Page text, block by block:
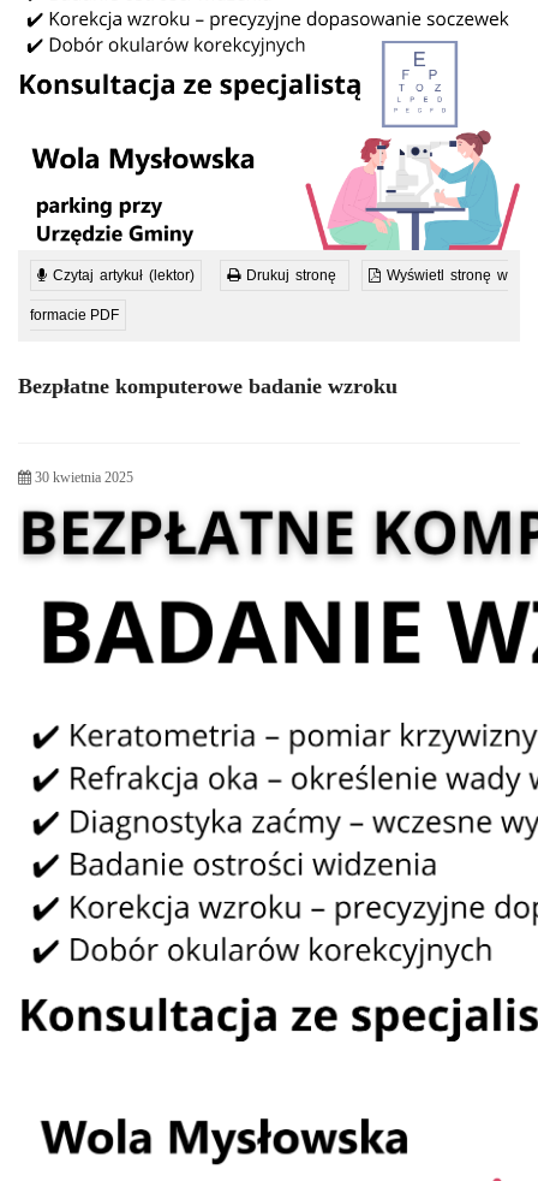
Czytaj artykuł (lektor) Drukuj stronę Wyświetl stronę w
formacie PDF
Bezpłatne komputerowe badanie wzroku
30 kwietnia 2025